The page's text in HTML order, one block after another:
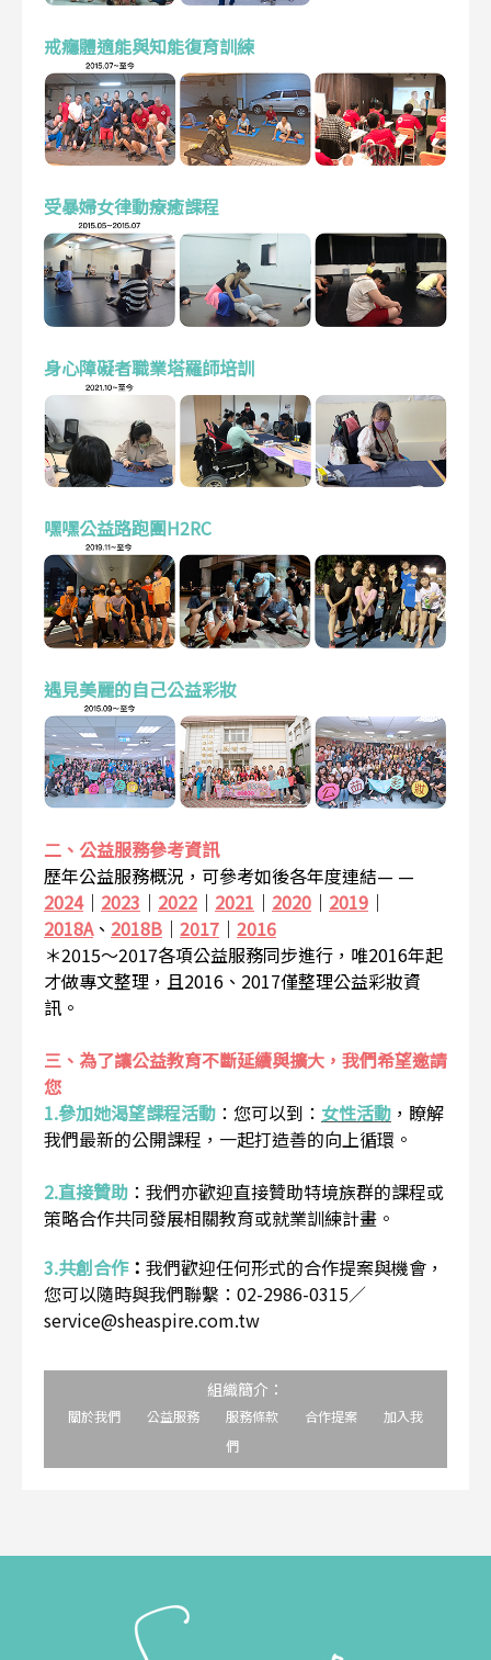
戒癮體適能與知能復育訓練
受暴婦女律動療癒課程
身心障礙者職業塔羅師培訓
嘿嘿公益路跑團H2RC
遇見美麗的自己公益彩妝
二、公益服務參考資訊
歷年公益服務概況，可參考如後各年度連結— —
2024｜ 2023 ｜ 2022 ｜ 2021 ｜ 2020 ｜ 2019 ｜
2018A、 2018B ｜ 2017 ｜ 2016
＊2015～2017各項公益服務同步進行，唯2016年起
才做專文整理，且2016、2017僅整理公益彩妝資
訊。
三、為了讓公益教育不斷延續與擴大，我們希望邀請
您
1.參加她渴望課程活動 ： 您可以到： 女性活動 ，瞭解
我們最新的公開課程，一起打造善的向上循環。
2.直接贊助 ： 我們亦歡迎直接贊助特境族群的課程或
策略合作共同發展相關教育或就業訓練計畫。
3.共創合作： 我們歡迎任何形式的合作提案與機會，
您可以隨時與我們聯繫：02-2986-0315／
service@sheaspire.com.tw
組織簡介：
關於我們 公益服務 服務條款 合作提案
加入我
們